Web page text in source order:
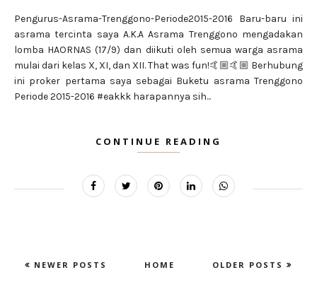
Pengurus-Asrama-Trenggono-Periode2015-2016 Baru-baru ini
asrama tercinta saya A.K.A Asrama Trenggono mengadakan
lomba HAORNAS (17/9) dan diikuti oleh semua warga asrama
mulai dari kelas X, XI, dan XII. That was fun!🤙🏼🤙🏼 Berhubung
ini proker pertama saya sebagai Buketu asrama Trenggono
Periode 2015-2016 #eakkk harapannya sih...
CONTINUE READING
NEWER POSTS OLDER POSTS
HOME